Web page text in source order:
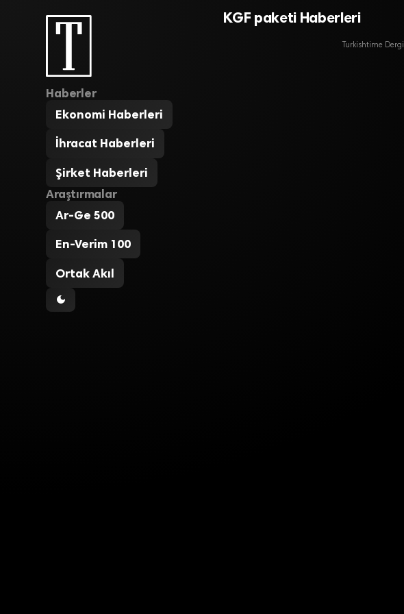
Haberler
Ekonomi Haberleri
İhracat Haberleri
Şirket Haberleri
Araştırmalar
Ar-Ge 500
En-Verim 100
Ortak Akıl
KGF paketi Haberleri
Turkishtime Dergi